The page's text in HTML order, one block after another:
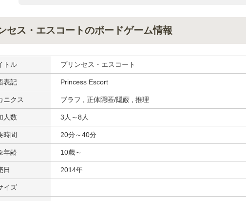
セス・エスコートのボードゲーム情報
トル プリンセス・エスコート
表記 Princess Escort
ニクス ブラフ , 正体隠匿/隠蔽 , 推理
人数 3人～8人
時間 20分～40分
年齢 10歳～
日 2014年
イズ